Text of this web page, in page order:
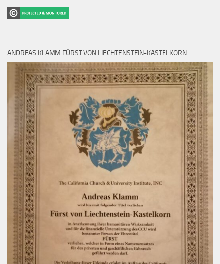
ANDREAS KLAMM FÜRST VON LIECHTENSTEIN-KASTELKORN